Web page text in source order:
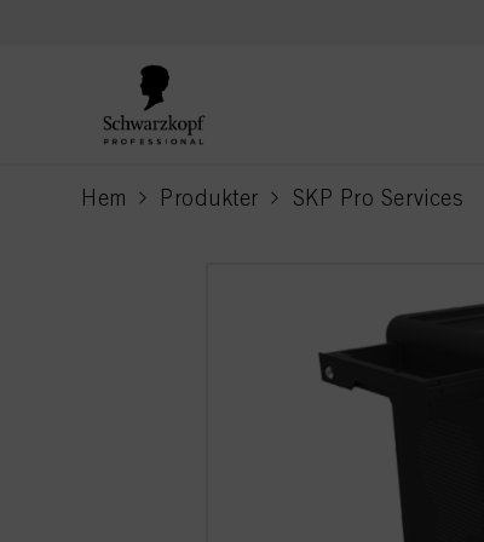
Hem Produkter SKP Pro Services
current page